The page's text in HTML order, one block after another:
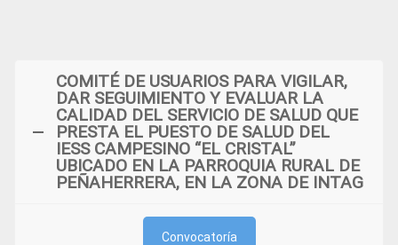
Control
SocialCOMITÉ DE USUARIOS PARA VIGILAR,
DAR SEGUIMIENTO Y EVALUAR LA
CALIDAD DEL SERVICIO DE SALUD QUE
PRESTA EL PUESTO DE SALUD DEL
IESS CAMPESINO “EL CRISTAL”
UBICADO EN LA PARROQUIA RURAL DE
PEÑAHERRERA, EN LA ZONA DE INTAG
Convocatoría